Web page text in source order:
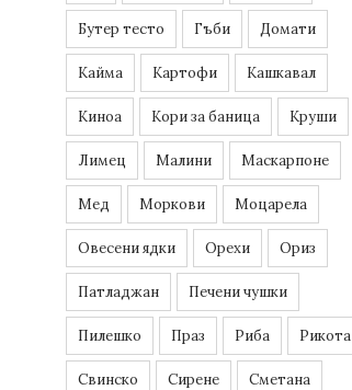
Бутер тесто Гъби Домати
Кайма Картофи Кашкавал
Киноа Кори за баница Круши
Лимец Малини Маскарпоне
Мед Моркови Моцарела
Овесени ядки Орехи Ориз
Патладжан Печени чушки
Пилешко Праз Риба Рикота
Свинско Сирене Сметана